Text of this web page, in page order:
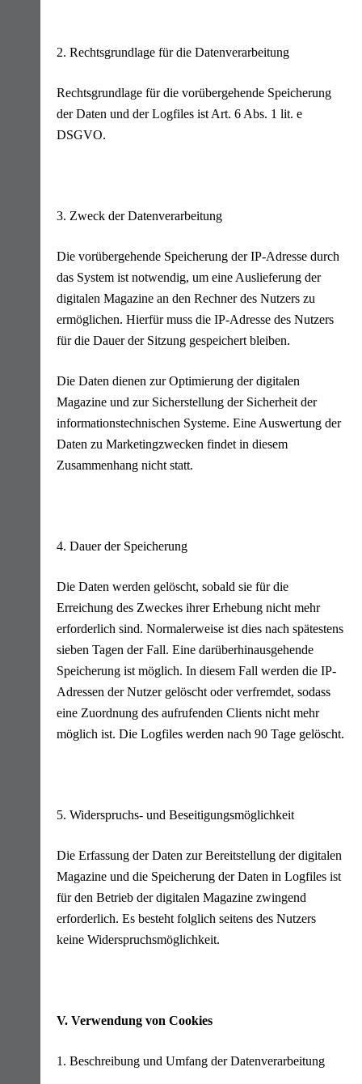
2. Rechtsgrundlage für die Datenverarbeitung
Rechtsgrundlage für die vorübergehende Speicherung
der Daten und der Logfiles ist Art. 6 Abs. 1 lit. e
DSGVO.
3. Zweck der Datenverarbeitung
Die vorübergehende Speicherung der IP-Adresse durch
das System ist notwendig, um eine Auslieferung der
digitalen Magazine an den Rechner des Nutzers zu
ermöglichen. Hierfür muss die IP-Adresse des Nutzers
für die Dauer der Sitzung gespeichert bleiben.
Die Daten dienen zur Optimierung der digitalen
Magazine und zur Sicherstellung der Sicherheit der
informationstechnischen Systeme. Eine Auswertung der
Daten zu Marketingzwecken findet in diesem
Zusammenhang nicht statt.
4. Dauer der Speicherung
Die Daten werden gelöscht, sobald sie für die
Erreichung des Zweckes ihrer Erhebung nicht mehr
erforderlich sind. Normalerweise ist dies nach spätestens
sieben Tagen der Fall. Eine darüberhinausgehende
Speicherung ist möglich. In diesem Fall werden die IP-
Adressen der Nutzer gelöscht oder verfremdet, sodass
eine Zuordnung des aufrufenden Clients nicht mehr
möglich ist. Die Logfiles werden nach 90 Tage gelöscht.
5. Widerspruchs- und Beseitigungsmöglichkeit
Die Erfassung der Daten zur Bereitstellung der digitalen
Magazine und die Speicherung der Daten in Logfiles ist
für den Betrieb der digitalen Magazine zwingend
erforderlich. Es besteht folglich seitens des Nutzers
keine Widerspruchsmöglichkeit.
V. Verwendung von Cookies
1. Beschreibung und Umfang der Datenverarbeitung